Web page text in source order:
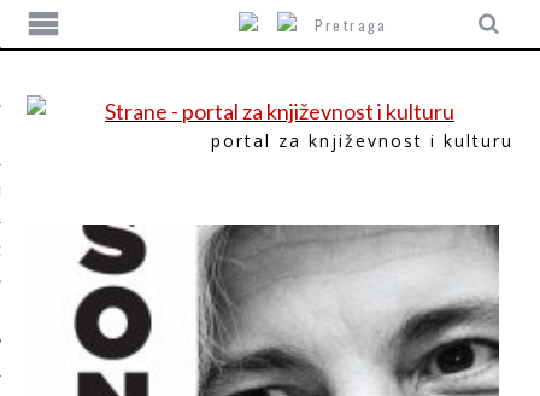
portal za književnost i kulturu